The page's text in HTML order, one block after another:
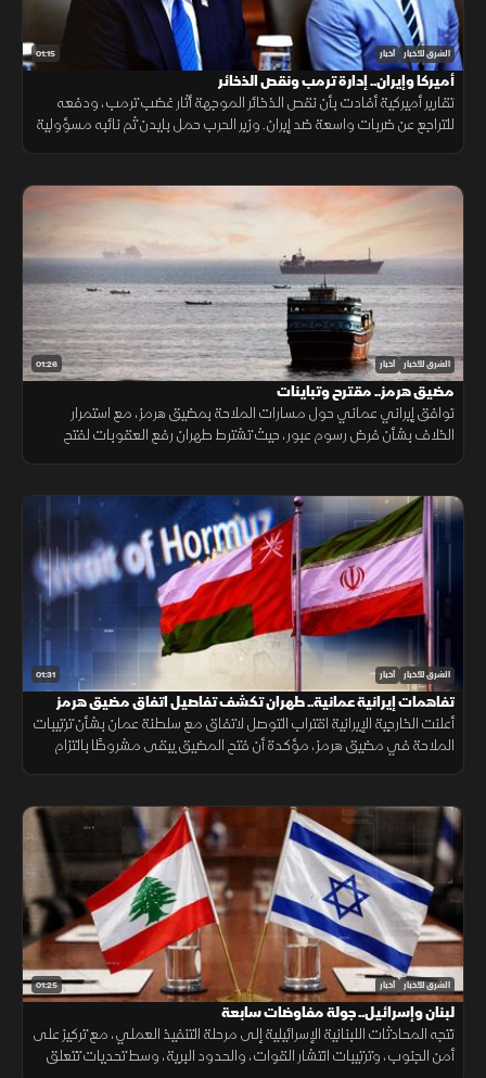
01:15 الشرق للأخبار أخبار
أميركا وإيران.. إدارة ترمب ونقص الذخائر
تقارير أميركية أفادت بأن نقص الذخائر الموجهة أثار غضب ترمب، ودفعه
للتراجع عن ضربات واسعة ضد إيران. وزير الحرب حمل بايدن ثم نائبه مسؤولية
01:26 الشرق للأخبار أخبار
مضيق هرمز.. مقترح وتباينات
توافق إيراني عماني حول مسارات الملاحة بمضيق هرمز، مع استمرار
الخلاف بشأن فرض رسوم عبور، حيث تشترط طهران رفع العقوبات لفتح
01:31 الشرق للأخبار أخبار
تفاهمات إيرانية عمانية.. طهران تكشف تفاصيل اتفاق مضيق هرمز
أعلنت الخارجية الإيرانية اقتراب التوصل لاتفاق مع سلطنة عمان بشأن ترتيبات
الملاحة في مضيق هرمز، مؤكدة أن فتح المضيق يبقى مشروطًا بالتزام
01:25 الشرق للأخبار أخبار
لبنان وإسرائيل.. جولة مفاوضات سابعة
تتجه المحادثات اللبنانية الإسرائيلية إلى مرحلة التنفيذ العملي، مع تركيز على
أمن الجنوب، وترتيبات انتشار القوات، والحدود البرية، وسط تحديات تتعلق